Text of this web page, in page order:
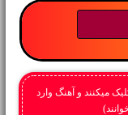
میکنند و آهنگ وارد